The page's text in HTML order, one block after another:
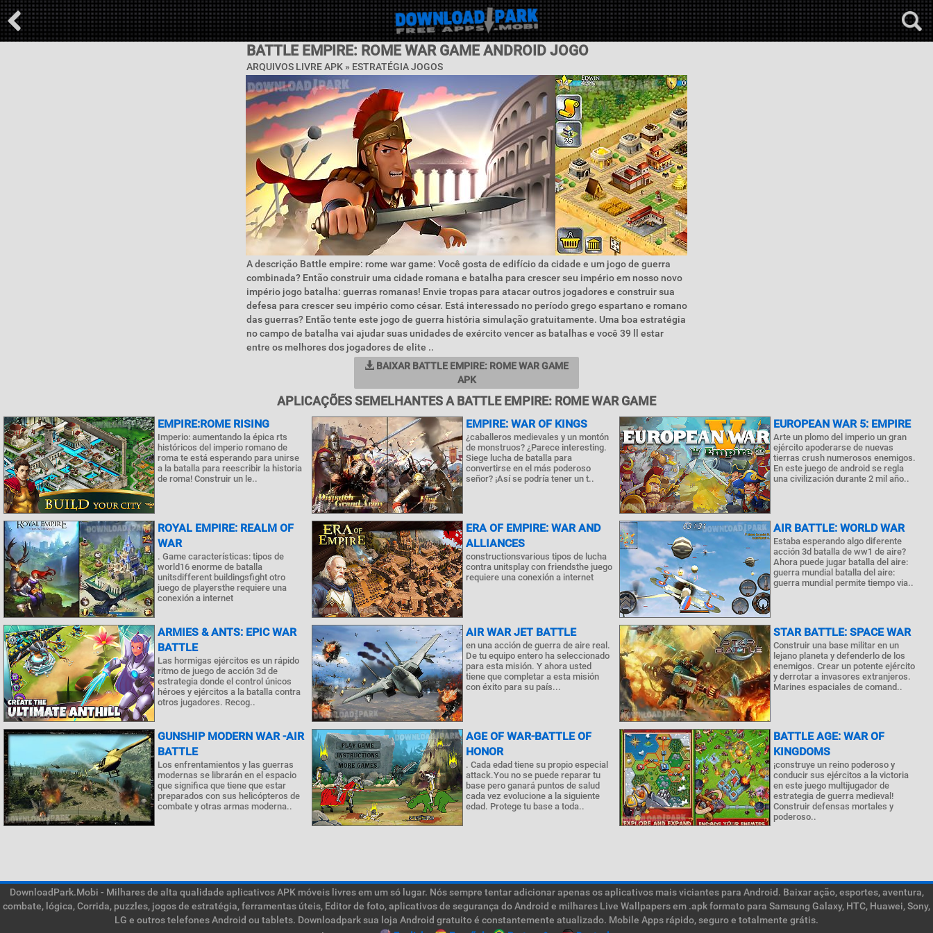
BATTLE EMPIRE: ROME WAR GAME ANDROID JOGO
ARQUIVOS LIVRE APK » ESTRATÉGIA JOGOS
A descrição Battle empire: rome war game: Você gosta de edifício da cidade e um jogo de guerra
combinada? Então construir uma cidade romana e batalha para crescer seu império em nosso novo
império jogo batalha: guerras romanas! Envie tropas para atacar outros jogadores e construir sua
defesa para crescer seu império como césar. Está interessado no período grego espartano e romano
das guerras? Então tente este jogo de guerra história simulação gratuitamente. Uma boa estratégia
no campo de batalha vai ajudar suas unidades de exército vencer as batalhas e você 39 ll estar
entre os melhores dos jogadores de elite ..
BAIXAR BATTLE EMPIRE: ROME WAR GAME
APK
APLICAÇÕES SEMELHANTES A BATTLE EMPIRE: ROME WAR GAME
EMPIRE:ROME RISING
Imperio: aumentando la épica rts
históricos del imperio romano de
roma te está esperando para unirse
a la batalla para reescribir la historia
de roma! Construir un le..
EMPIRE: WAR OF KINGS
¿caballeros medievales y un montón
de monstruos? ¿Parece interesting.
Siege lucha de batalla para
convertirse en el más poderoso
señor? ¡Así se podría tener un t..
EUROPEAN WAR 5: EMPIRE
Arte un plomo del imperio un gran
ejército apoderarse de nuevas
tierras crush numerosos enemigos.
En este juego de android se regla
una civilización durante 2 mil año..
ROYAL EMPIRE: REALM OF
WAR
. Game características: tipos de
world16 enorme de batalla
unitsdifferent buildingsfight otro
juego de playersthe requiere una
conexión a internet
ERA OF EMPIRE: WAR AND
ALLIANCES
constructionsvarious tipos de lucha
contra unitsplay con friendsthe juego
requiere una conexión a internet
AIR BATTLE: WORLD WAR
Estaba esperando algo diferente
acción 3d batalla de ww1 de aire?
Ahora puede jugar batalla del aire:
guerra mundial batalla del aire:
guerra mundial permite tiempo via..
ARMIES & ANTS: EPIC WAR
BATTLE
Las hormigas ejércitos es un rápido
ritmo de juego de acción 3d de
estrategia donde el control únicos
héroes y ejércitos a la batalla contra
otros jugadores. Recog..
AIR WAR JET BATTLE
en una acción de guerra de aire real.
De tu equipo entero ha seleccionado
para esta misión. Y ahora usted
tiene que completar a esta misión
con éxito para su país...
STAR BATTLE: SPACE WAR
Construir una base militar en un
lejano planeta y defenderlo de los
enemigos. Crear un potente ejército
y derrotar a invasores extranjeros.
Marines espaciales de comand..
GUNSHIP MODERN WAR -AIR
BATTLE
Los enfrentamientos y las guerras
modernas se librarán en el espacio
que significa que tiene que estar
preparados con sus helicópteros de
combate y otras armas moderna..
AGE OF WAR-BATTLE OF
HONOR
. Cada edad tiene su propio especial
attack.You no se puede reparar tu
base pero ganará puntos de salud
cada vez evolucione a la siguiente
edad. Protege tu base a toda..
BATTLE AGE: WAR OF
KINGDOMS
¡construye un reino poderoso y
conducir sus ejércitos a la victoria
en este juego multijugador de
estrategia de guerra medieval!
Construir defensas mortales y
poderoso..
DownloadPark.Mobi - Milhares de alta qualidade aplicativos APK móveis livres em um só lugar. Nós sempre tentar adicionar apenas os aplicativos mais viciantes para Android. Baixar ação, esportes, aventura,
combate, lógica, Corrida, puzzles, jogos de estratégia, ferramentas úteis, Editor de foto, aplicativos de segurança do Android e milhares Live Wallpapers em .apk formato para Samsung Galaxy, HTC, Huawei, Sony,
LG e outros telefones Android ou tablets. Downloadpark sua loja Android gratuito é constantemente atualizado. Mobile Apps rápido, seguro e totalmente grátis.